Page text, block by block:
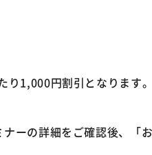
1,000円割引となります。
ーの詳細をご確認後、「お